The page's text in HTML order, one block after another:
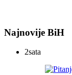
Najnovije BiH
2sata